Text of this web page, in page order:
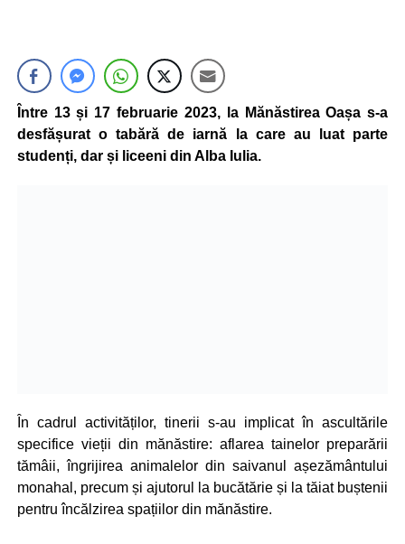
Între 13 și 17 februarie 2023, la Mănăstirea Oașa s-a
desfășurat o tabără de iarnă la care au luat parte
studenți, dar și liceeni din Alba Iulia.
În cadrul activităților, tinerii s-au implicat în ascultările
specifice vieții din mănăstire: aflarea tainelor preparării
tămâii, îngrijirea animalelor din saivanul așezământului
monahal, precum și ajutorul la bucătărie și la tăiat buștenii
pentru încălzirea spațiilor din mănăstire.